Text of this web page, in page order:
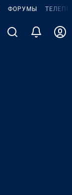
ФОРУМЫ